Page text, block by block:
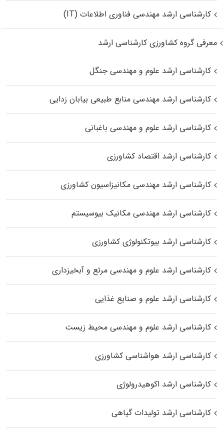
کارشناسی ارشد مهندسی فناوری اطلاعات (IT)
معرفی گروه کشاورزی کارشناسی ارشد
کارشناسی ارشد علوم و مهندسی جنگل
کارشناسی ارشد مهندسی منابع طبیعی بیابان زدایی
کارشناسی ارشد علوم و مهندسی باغبانی
کارشناسی ارشد اقتصاد کشاورزی
کارشناسی ارشد مهندسی مکانیزاسیون کشاورزی
کارشناسی ارشد مهندسی مکانیک بیوسیستم
کارشناسی ارشد بیوتکنولوژی کشاورزی
کارشناسی ارشد علوم و مهندسی مرتع و آبخیزداری
کارشناسی ارشد علوم و صنایع غذایی
کارشناسی ارشد علوم و مهندسی محیط زیست
کارشناسی ارشد هواشناسی کشاورزی
کارشناسی ارشد اکوهیدرولوژی
کارشناسی ارشد تولیدات گیاهی